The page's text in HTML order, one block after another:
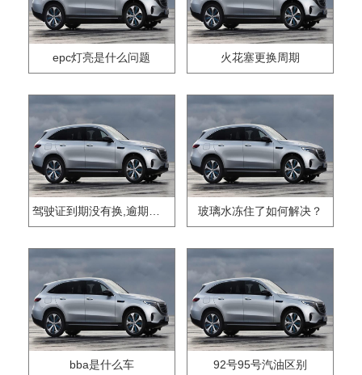
epc灯亮是什么问题 火花塞更换周期
玻璃水冻住了如何解决？
bba是什么车 92号95号汽油区别